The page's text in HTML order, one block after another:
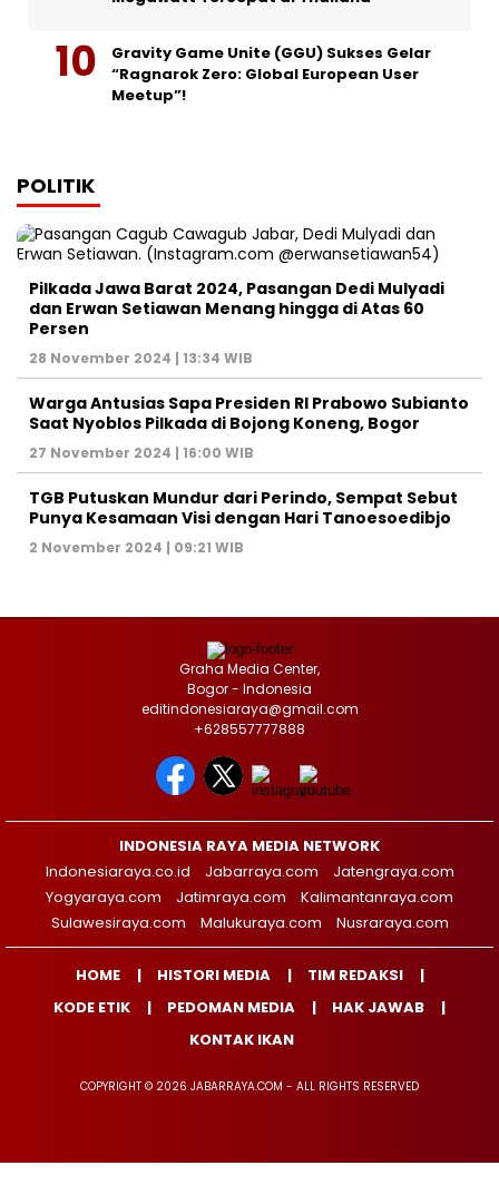
Gravity Game Unite (GGU) Sukses Gelar
“Ragnarok Zero: Global European User
Meetup”!
POLITIK
Pilkada Jawa Barat 2024, Pasangan Dedi Mulyadi
dan Erwan Setiawan Menang hingga di Atas 60
Persen
28 November 2024 | 13:34 WIB
Warga Antusias Sapa Presiden RI Prabowo Subianto
Saat Nyoblos Pilkada di Bojong Koneng, Bogor
27 November 2024 | 16:00 WIB
TGB Putuskan Mundur dari Perindo, Sempat Sebut
Punya Kesamaan Visi dengan Hari Tanoesoedibjo
2 November 2024 | 09:21 WIB
Graha Media Center,
Bogor - Indonesia
editindonesiaraya@gmail.com
+628557777888
INDONESIA RAYA MEDIA NETWORK
Indonesiaraya.co.id
Jabarraya.com
Jatengraya.com
Yogyaraya.com
Jatimraya.com
Kalimantanraya.com
Sulawesiraya.com
Malukuraya.com Nusraraya.com
HOME HISTORI MEDIA
TIM REDAKSI
KODE ETIK
PEDOMAN MEDIA
HAK JAWAB
KONTAK IKAN
COPYRIGHT © 2026 JABARRAYA.COM - ALL RIGHTS RESERVED